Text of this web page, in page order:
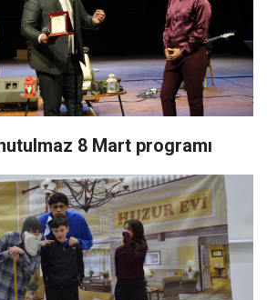
8 Mart programı